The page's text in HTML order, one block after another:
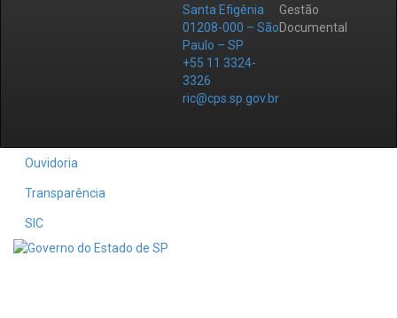
Santa Efigênia
01208-000 – São
Paulo – SP
+55 11 3324-
3326
ric@cps.sp.gov.br
Gestão
Documental
Ouvidoria
Transparência
SIC